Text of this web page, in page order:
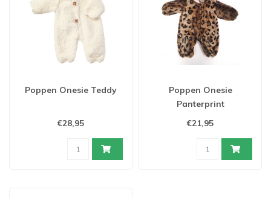
Poppen Onesie Teddy
€28,95
Poppen Onesie
Panterprint
€21,95